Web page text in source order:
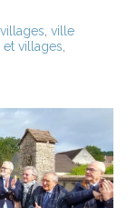
villages ville
villages